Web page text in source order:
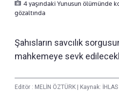
4 yaşındaki Yunusun ölümünde
gözaltında
Şahısların savcılık
mahkemeye sevk
Editör : MELİN ÖZTÜRK Kaynak: